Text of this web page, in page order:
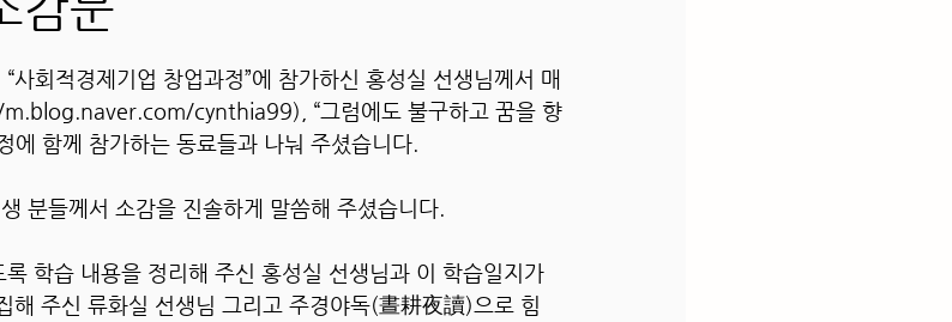
회적경제기업 창업과정”에 참가하신 홍성실 선생님께서 매
cynthia99), “그럼에도 불구하고 꿈을 향
에 함께 참가하는 동료들과 나눠 주셨습니다.
분들께서 소감을 진솔하게 말씀해 주셨습니다.
학습 내용을 정리해 주신 홍성실 선생님과 이 학습일지가
해 주신 류화실 선생님 그리고 주경야독(晝耕夜讀)으로 힘